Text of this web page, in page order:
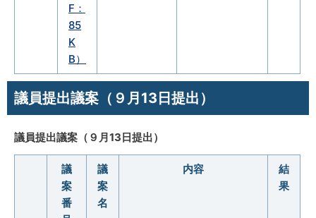
F：
85
K
B）
議員提出議案（９月13日提出）
議員提出議案（９月13日提出）
議
案
番
議
案
名
内容
結
果